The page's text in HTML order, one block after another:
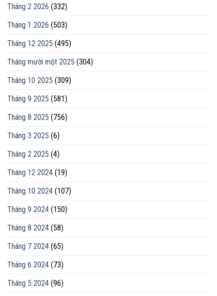
Tháng 2 2026 (332)
Tháng 1 2026 (503)
Tháng 12 2025 (495)
Tháng mười một 2025 (304)
Tháng 10 2025 (309)
Tháng 9 2025 (581)
Tháng 8 2025 (756)
Tháng 3 2025 (6)
Tháng 2 2025 (4)
Tháng 12 2024 (19)
Tháng 10 2024 (107)
Tháng 9 2024 (150)
Tháng 8 2024 (58)
Tháng 7 2024 (65)
Tháng 6 2024 (73)
Tháng 5 2024 (96)